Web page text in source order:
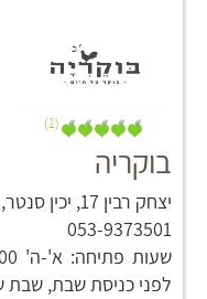
(1)
בוקריה
יצחק רבין 17, יכין סנטר, פתח תקווה
053-9373501
לפני כניסת שבת, שבת